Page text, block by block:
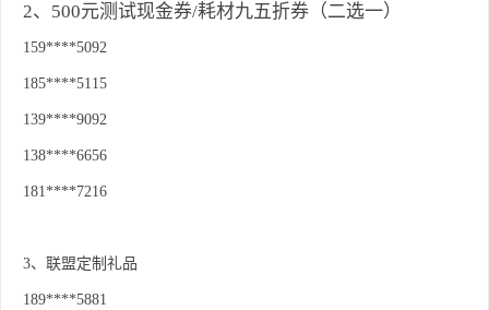
2、500元测试现金券/耗材九五折券（二选一）
159****5092
185****5115
139****9092
138****6656
181****7216
3、联盟定制礼品
189****5881